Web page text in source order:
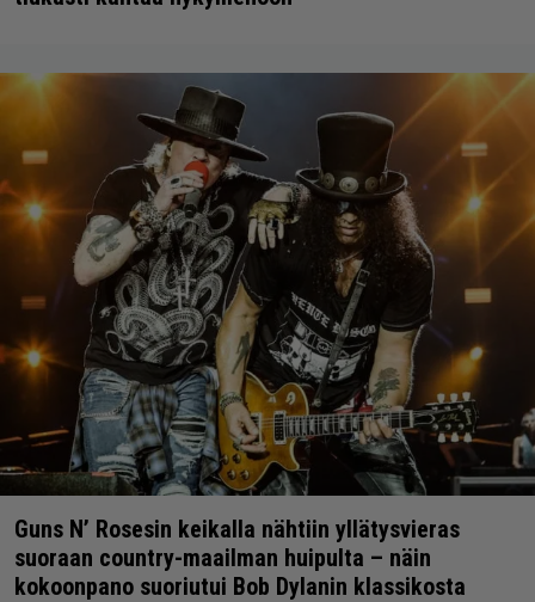
Guns N’ Rosesin keikalla nähtiin yllätysvieras
suoraan country-maailman huipulta – näin
kokoonpano suoriutui Bob Dylanin klassikosta